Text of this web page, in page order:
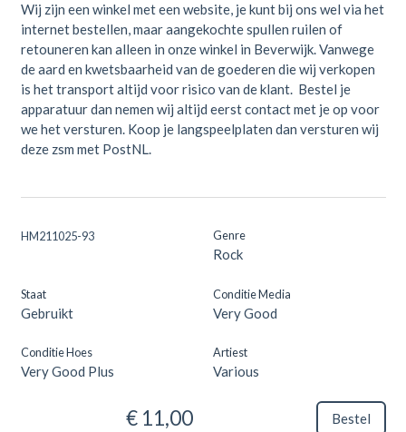
Wij zijn een winkel met een website, je kunt bij ons wel via het
internet bestellen, maar aangekochte spullen ruilen of
retouneren kan alleen in onze winkel in Beverwijk. Vanwege
de aard en kwetsbaarheid van de goederen die wij verkopen
is het transport altijd voor risico van de klant. Bestel je
apparatuur dan nemen wij altijd eerst contact met je op voor
we het versturen. Koop je langspeelplaten dan versturen wij
deze zsm met PostNL.
HM211025-93 Genre
Rock
Staat
Gebruikt
Conditie Media
Very Good
Conditie Hoes
Very Good Plus
Artiest
Various
€ 11,00 Bestel